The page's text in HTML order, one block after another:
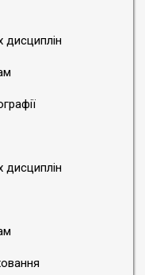
дисциплін
дисциплін